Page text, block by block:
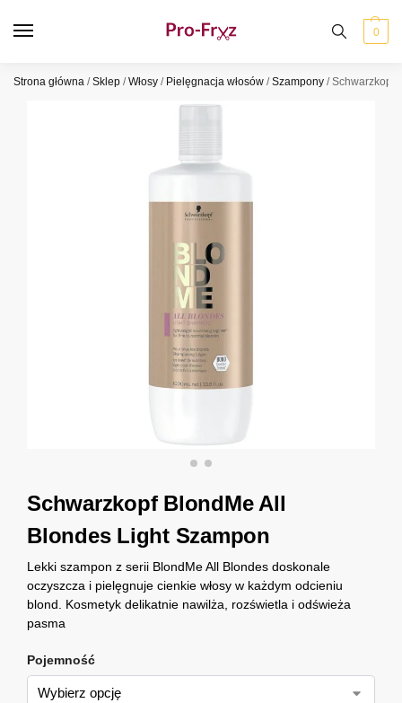
0
Strona główna /Sklep /Włosy / Pielęgnacja włosów /Szampony /Schwarzkopf
Schwarzkopf BlondMe All
Blondes Light Szampon
Lekki szampon z serii BlondMe All Blondes doskonale
oczyszcza i pielęgnuje cienkie włosy w każdym odcieniu
blond. Kosmetyk delikatnie nawilża, rozświetla i odświeża
pasma
Pojemność